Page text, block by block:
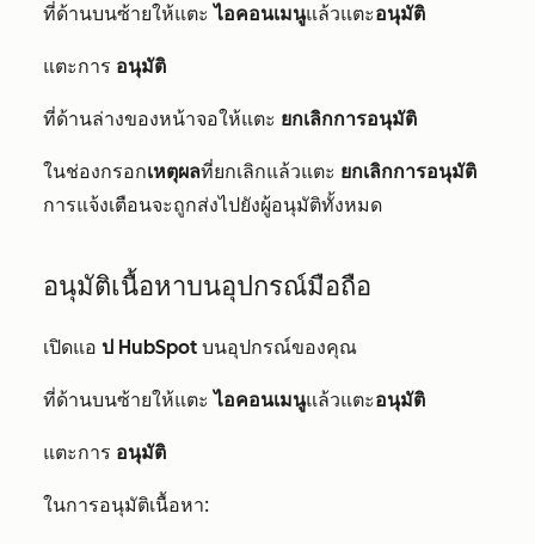
ที่ด้านบนซ้ายให้แตะไอคอนเมนูแล้วแตะอนุมัติ
แตะการ อนุมัติ
ที่ด้านล่างของหน้าจอให้แตะ ยกเลิกการอนุมัติ
ในช่องกรอกเหตุผลที่ยกเลิกแล้วแตะ ยกเลิกการอนุมัติ
การแจ้งเตือนจะถูกส่งไปยังผู้อนุมัติทั้งหมด
อนุมัติเนื้อหาบนอุปกรณ์มือถือ
เปิดแอ ป HubSpot บนอุปกรณ์ของคุณ
ที่ด้านบนซ้ายให้แตะไอคอนเมนูแล้วแตะอนุมัติ
แตะการ อนุมัติ
ในการอนุมัติเนื้อหา: